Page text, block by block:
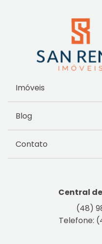
Imóveis
Blog
Contato
Central
(48)
Telefone: